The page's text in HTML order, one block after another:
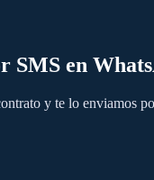
SMS en
y te lo enviamos